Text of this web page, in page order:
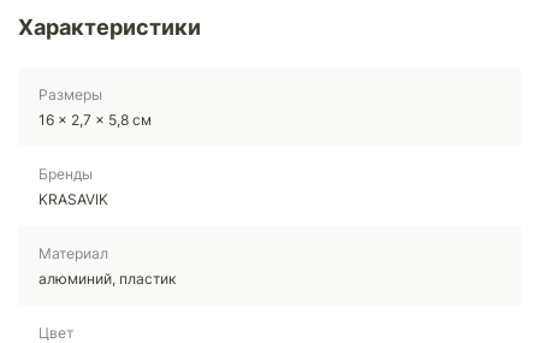
Характеристики
Размеры
16 x 2,7 x 5,8 см
Бренды
KRASAVIK
Материал
алюминий, пластик
Цвет